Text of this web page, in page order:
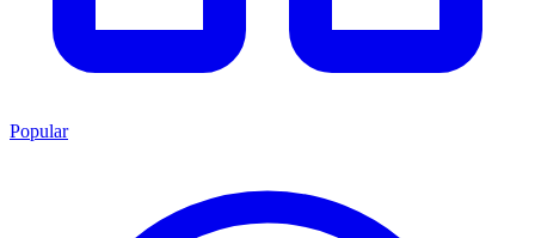
Popular